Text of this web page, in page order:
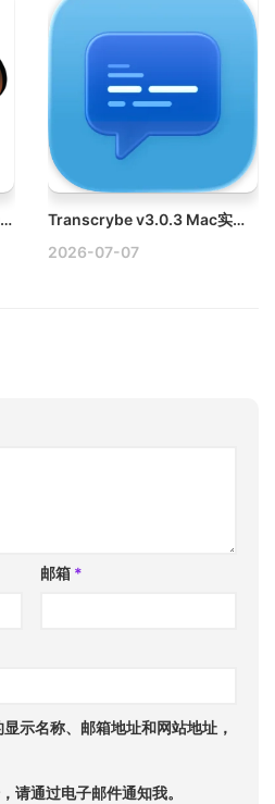
Spellcaster University v1.04 Mac咒术师学院
Transcrybe v3.0.3 Mac实时翻译字幕破解版
2026-07-07
邮箱 *
示名称、邮箱地址和网站地址，
请通过电子邮件通知我。